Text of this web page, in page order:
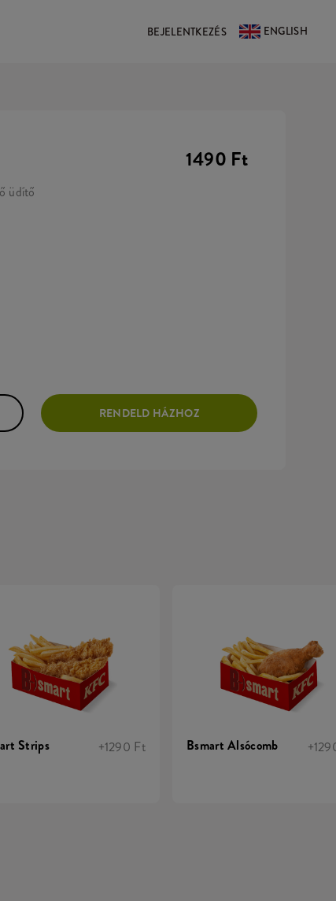
BEJELENTKEZÉS ENGLISH
1490 Ft
üdítő
RENDELD HÁZHOZ
Strips +1290 Ft Bsmart Alsócomb